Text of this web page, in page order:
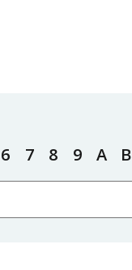
6 7 8 9 A B